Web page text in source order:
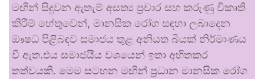
මඟින් සිදුවන ඇතැම් අසත්‍ය ප්‍රචාර සහ කරුණු විකෘති
කිරීම් හේතුවෙන්, මානසික රෝග සඳහා ලබාදෙන
ඖෂධ පිළිබඳව සමාජය තුළ අනියත බියක් නිර්මාණය
වී ඇත.එය සමාජයීය වශයෙන් ඉතා අහිතකර
තත්වයකි. මෙම සටහන මඟින් ප්‍රධාන මානසික රෝග